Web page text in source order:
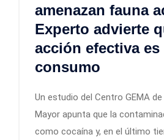
amenazan fauna
Experto advierte
acción efectiva es
consumo
Un estudio del Centro GEMA de
Mayor apunta que la
como cocaína y, en el último